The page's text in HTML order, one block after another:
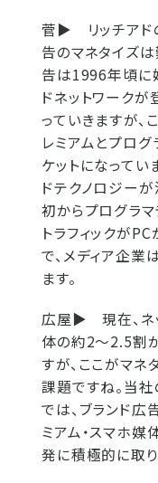
菅▶ リッチアド
告のマネタイズ
告は1996年頃に
ドネットワークが
っていきますが、
レミアムとプロ
ケットになってい
ドテクノロジー
初からプログラマ
トラフィックが
で、メディア企業
ます。
広屋▶ 現在、ネ
体の約2～2.5割
すが、ここがマ
課題ですね。当
では、ブランド広
ミアム・スマホ媒
発に積極的に取り